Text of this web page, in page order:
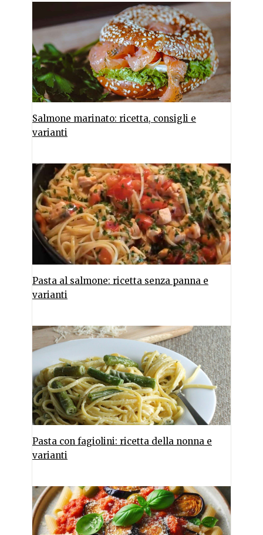
Salmone marinato: ricetta, consigli e
varianti
Pasta al salmone: ricetta senza panna e
varianti
Pasta con fagiolini: ricetta della nonna e
varianti